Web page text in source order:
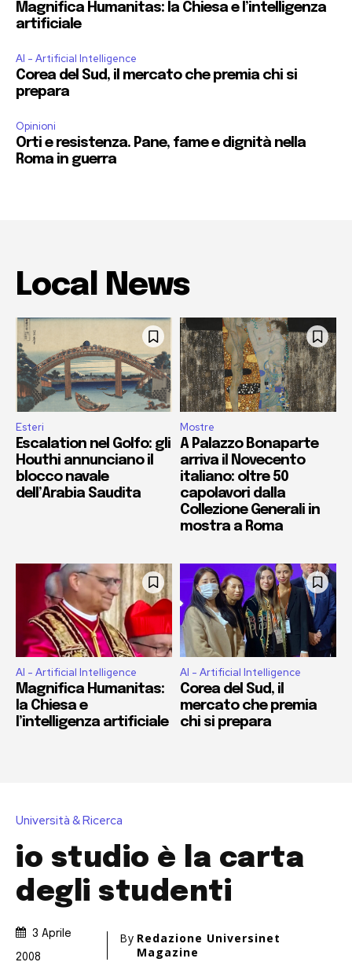
Magnifica Humanitas: la Chiesa e l’intelligenza
artificiale
AI - Artificial Intelligence
Corea del Sud, il mercato che premia chi si
prepara
Opinioni
Orti e resistenza. Pane, fame e dignità nella
Roma in guerra
Local News
Esteri
Escalation nel Golfo: gli
Houthi annunciano il
blocco navale
dell’Arabia Saudita
Mostre
A Palazzo Bonaparte
arriva il Novecento
italiano: oltre 50
capolavori dalla
Collezione Generali in
mostra a Roma
AI - Artificial Intelligence
Magnifica Humanitas:
la Chiesa e
l’intelligenza artificiale
AI - Artificial Intelligence
Corea del Sud, il
mercato che premia
chi si prepara